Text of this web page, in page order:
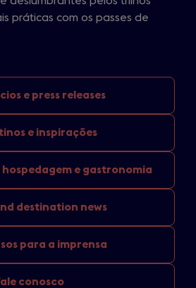
práticas com os passes de
e press releases
e inspirações
hospedagem e gastronomia
destination news
para a imprensa
conosco